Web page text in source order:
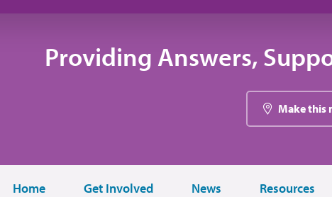
Providing Answers,
Make this
Home Get Involved News Resources